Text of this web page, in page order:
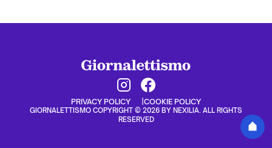
PRIVACY POLICY COOKIE POLICY
GIORNALETTISMO COPYRIGHT © 2026 BY NEXILIA. ALL RIGHTS
RESERVED